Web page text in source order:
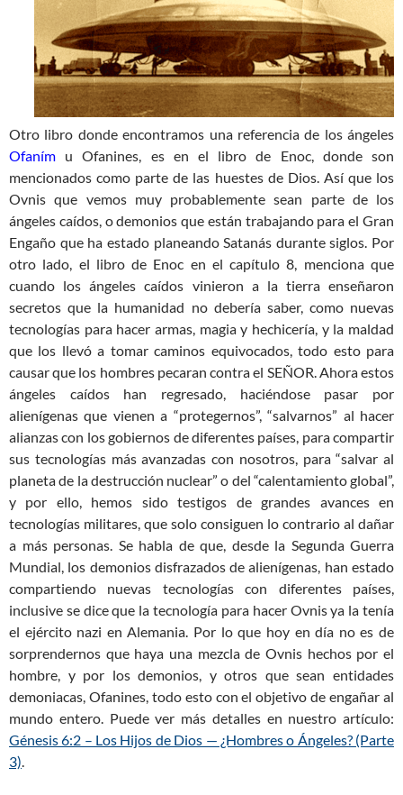
Otro libro donde encontramos una referencia de los ángeles
Ofaním u Ofanines, es en el libro de Enoc, donde son
mencionados como parte de las huestes de Dios. Así que los
Ovnis que vemos muy probablemente sean parte de los
ángeles caídos, o demonios que están trabajando para el Gran
Engaño que ha estado planeando Satanás durante siglos. Por
otro lado, el libro de Enoc en el capítulo 8, menciona que
cuando los ángeles caídos vinieron a la tierra enseñaron
secretos que la humanidad no debería saber, como nuevas
tecnologías para hacer armas, magia y hechicería, y la maldad
que los llevó a tomar caminos equivocados, todo esto para
causar que los hombres pecaran contra el SEÑOR. Ahora estos
ángeles caídos han regresado, haciéndose pasar por
alienígenas que vienen a “protegernos”, “salvarnos” al hacer
alianzas con los gobiernos de diferentes países, para compartir
sus tecnologías más avanzadas con nosotros, para “salvar al
planeta de la destrucción nuclear” o del “calentamiento global”,
y por ello, hemos sido testigos de grandes avances en
tecnologías militares, que solo consiguen lo contrario al dañar
a más personas. Se habla de que, desde la Segunda Guerra
Mundial, los demonios disfrazados de alienígenas, han estado
compartiendo nuevas tecnologías con diferentes países,
inclusive se dice que la tecnología para hacer Ovnis ya la tenía
el ejército nazi en Alemania. Por lo que hoy en día no es de
sorprendernos que haya una mezcla de Ovnis hechos por el
hombre, y por los demonios, y otros que sean entidades
demoniacas, Ofanines, todo esto con el objetivo de engañar al
mundo entero. Puede ver más detalles en nuestro artículo:
Génesis 6:2 – Los Hijos de Dios — ¿Hombres o Ángeles? (Parte
3).